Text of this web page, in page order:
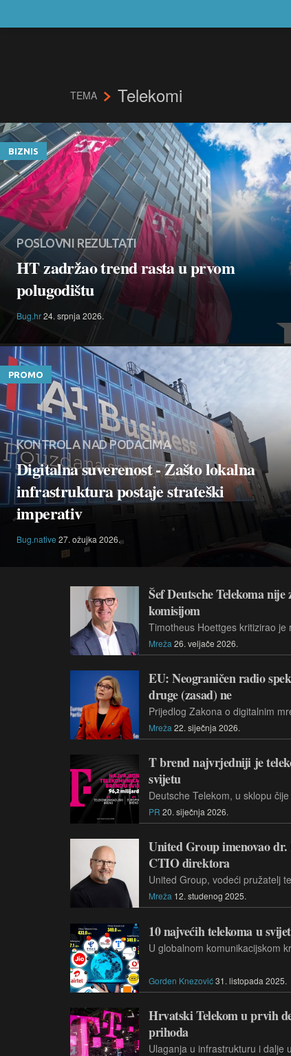
TEMA Telekomi
BIZNIS
POSLOVNI REZULTATI
HT zadržao trend rasta u prvom
polugodištu
Bug.hr24. srpnja 2026.
PROMO
KONTROLA NAD PODACIMA
Digitalna suverenost - Zašto lokalna
infrastruktura postaje strateški
imperativ
Bug.native 27. ožujka 2026.
Šef Deutsche Telekoma
komisijom
Mreža 26. veljače 2026.
EU: Neograničen radio
druge (zasad) ne
Mreža 22. siječnja 2026.
T brend najvrjedniji je
svijetu
PR 20. siječnja 2026.
United Group imenovao
CTIO direktora
Mreža 12. studenog 2025.
10 najvećih telekoma u
Gorden Knezović31. listopada 2025.
Hrvatski Telekom u prvih
prihoda